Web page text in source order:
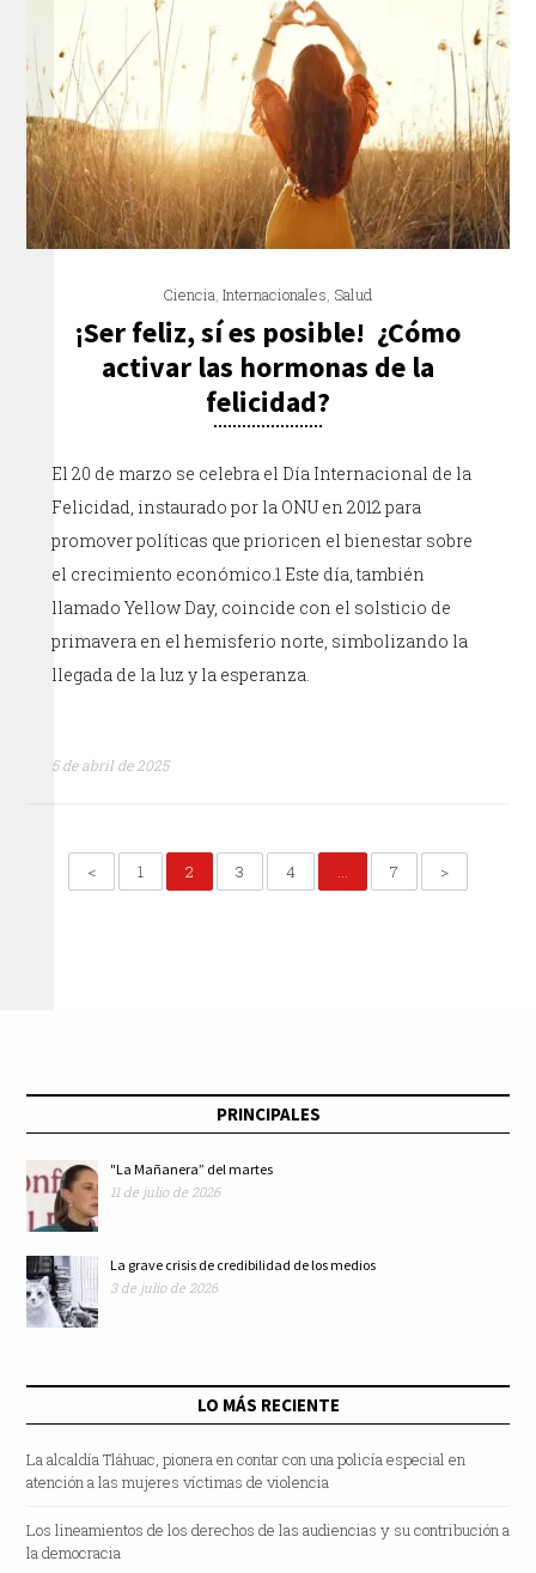
Ciencia ,Internacionales Salud
¡Ser feliz, sí es posible! ¿Cómo
activar las hormonas de la
felicidad?
El 20 de marzo se celebra el Día Internacional de la
Felicidad, instaurado por la ONU en 2012 para
promover políticas que prioricen el bienestar sobre
el crecimiento económico.1 Este día, también
llamado Yellow Day, coincide con el solsticio de
primavera en el hemisferio norte, simbolizando la
llegada de la luz y la esperanza.
5 de abril de 2025
< 1 2 3 4 7 >
PRINCIPALES
"La Mañanera” del martes
11 de julio de 2026
La grave crisis de credibilidad de los medios
3 de julio de 2026
LO MÁS RECIENTE
La alcaldía Tláhuac, pionera en contar con una policía especial en
atención a las mujeres víctimas de violencia
Los lineamientos de los derechos de las audiencias y su contribución a
la democracia